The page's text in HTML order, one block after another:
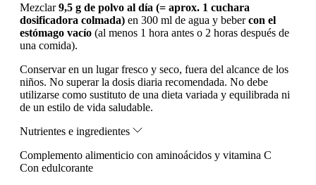
Mezclar9,5 g de polvo al día (= aprox. 1 cuchara
dosificadora colmada) en 300 ml de agua y bebercon el
estómago vacío (al menos 1 hora antes o 2 horas después de
una comida).
Conservar en un lugar fresco y seco, fuera del alcance de los
niños. No superar la dosis diaria recomendada. No debe
utilizarse como sustituto de una dieta variada y equilibrada ni
de un estilo de vida saludable.
Nutrientes e ingredientes
Complemento alimenticio con aminoácidos y vitamina C
Con edulcorante